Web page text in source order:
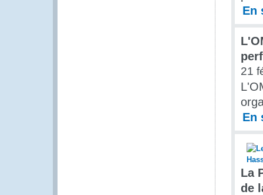
En
21
En
La
de